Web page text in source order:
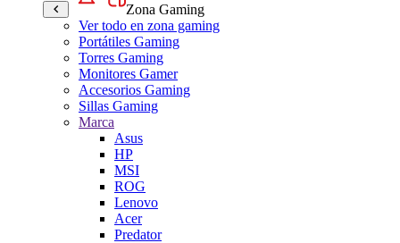
Zona Gaming
Ver todo en zona gaming
Portátiles Gaming
Torres Gaming
Monitores Gamer
Accesorios Gaming
Sillas Gaming
Marca
Asus
HP
MSI
ROG
Lenovo
Acer
Predator